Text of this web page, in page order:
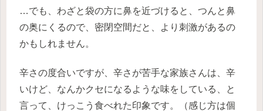
…でも、わざと袋の方に鼻を近づけると、つんと鼻
の奥にくるので、密閉空間だと、より刺激があるの
かもしれません。
辛さの度合いですが、辛さが苦手な家族さんは、辛
いけど、なんかクセになるような味をしている、と
言って、けっこう食べれた印象です。（感じ方は個